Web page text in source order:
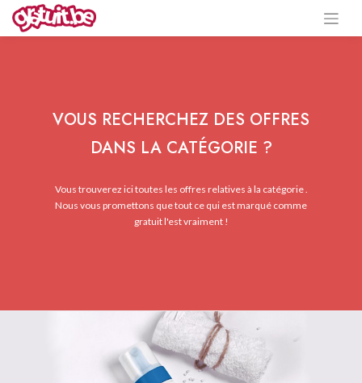
VOUS RECHERCHEZ DES OFFRES
DANS LA CATÉGORIE ?
Vous trouverez ici toutes les offres relatives à la catégorie .
Nous vous promettons que tout ce qui est marqué comme
gratuit l'est vraiment !